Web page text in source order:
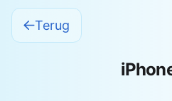
Terug